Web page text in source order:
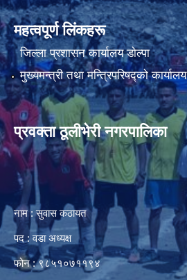
महत्वपूर्ण लिंकहरू
जिल्ला प्रशासन कार्यालय डाेल्पा
मुख्यमन्त्री तथा मन्त्रिपरिषद्को कार्यालय
प्रवक्ता ठूलीभेरी नगरपालिका
नाम : सुवास कठायत
पद : वडा अध्यक्ष
फोन : ९८५१०७११९४